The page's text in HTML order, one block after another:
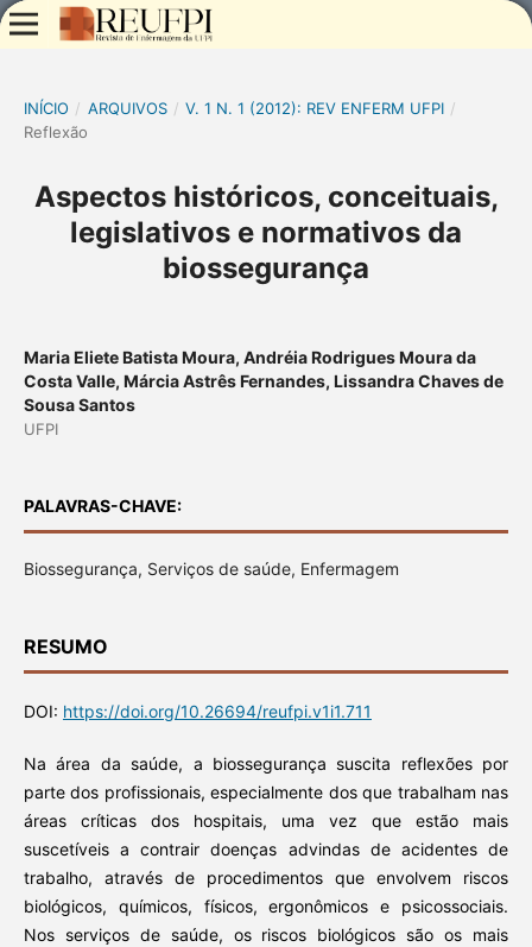
INÍCIO / ARQUIVOS / V. 1 N. 1 (2012): REV ENFERM UFPI /
Reflexão
Aspectos históricos, conceituais,
legislativos e normativos da
biossegurança
Maria Eliete Batista Moura, Andréia Rodrigues Moura da
Costa Valle, Márcia Astrês Fernandes, Lissandra Chaves de
Sousa Santos
UFPI
PALAVRAS-CHAVE:
Biossegurança, Serviços de saúde, Enfermagem
RESUMO
DOI: https://doi.org/10.26694/reufpi.v1i1.711
Na área da saúde, a biossegurança suscita reflexões por
parte dos profissionais, especialmente dos que trabalham nas
áreas críticas dos hospitais, uma vez que estão mais
suscetíveis a contrair doenças advindas de acidentes de
trabalho, através de procedimentos que envolvem riscos
biológicos, químicos, físicos, ergonômicos e psicossociais.
Nos serviços de saúde, os riscos biológicos são os mais